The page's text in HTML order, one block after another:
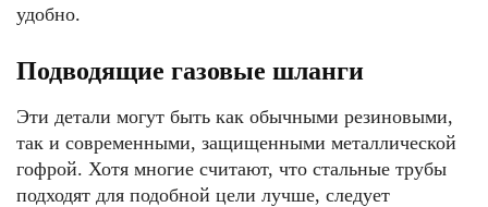
удобно.
Подводящие газовые шланги
Эти детали могут быть как обычными резиновыми,
так и современными, защищенными металлической
гофрой. Хотя многие считают, что стальные трубы
подходят для подобной цели лучше, следует